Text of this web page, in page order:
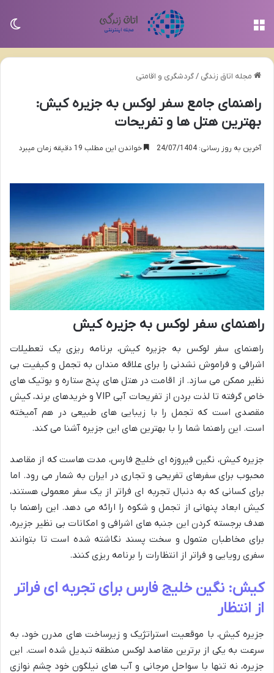
مجله اتاق زندگی /گردشگری و اقامتی
راهنمای جامع سفر لوکس به جزیره کیش:
بهترین هتل ها و تفریحات
آخرین به روز رسانی: 24/07/1404 خواندن این مطلب 19 دقیقه زمان میبرد
راهنمای سفر لوکس به جزیره کیش
راهنمای سفر لوکس به جزیره کیش، برنامه ریزی یک تعطیلات
اشرافی و فراموش نشدنی را برای علاقه مندان به تجمل و کیفیت بی
نظیر ممکن می سازد. از اقامت در هتل های پنج ستاره و بوتیک های
خاص گرفته تا لذت بردن از تفریحات آبی VIP و خریدهای برند، کیش
مقصدی است که تجمل را با زیبایی های طبیعی در هم آمیخته
است. این راهنما شما را با بهترین های این جزیره آشنا می کند.
جزیره کیش، نگین فیروزه ای خلیج فارس، مدت هاست که از مقاصد
محبوب برای سفرهای تفریحی و تجاری در ایران به شمار می رود. اما
برای کسانی که به دنبال تجربه ای فراتر از یک سفر معمولی هستند،
کیش ابعاد پنهانی از تجمل و شکوه را ارائه می دهد. این راهنما با
هدف برجسته کردن این جنبه های اشرافی و امکانات بی نظیر جزیره،
برای مخاطبان متمول و سخت پسند نگاشته شده است تا بتوانند
سفری رویایی و فراتر از انتظارات را برنامه ریزی کنند.
کیش: نگین خلیج فارس برای تجربه ای فراتر
از انتظار
جزیره کیش، با موقعیت استراتژیک و زیرساخت های مدرن خود، به
سرعت به یکی از برترین مقاصد لوکس منطقه تبدیل شده است. این
جزیره، نه تنها با سواحل مرجانی و آب های نیلگون خود چشم نوازی